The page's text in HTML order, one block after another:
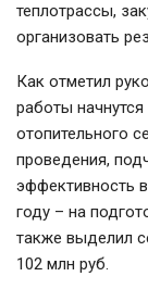
теплотрассы,
организовать
Как отметил
работы
отопительного
проведения,
эффективность
году – на
также выделил
102 млн руб.